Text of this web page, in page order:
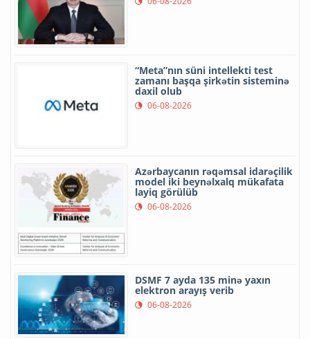
“Meta”nın süni intellekti test
zamanı başqa şirkətin sisteminə
daxil olub
06-08-2026
Azərbaycanın rəqəmsal idarəçilik
model iki beynəlxalq mükafata
layiq görülüb
06-08-2026
DSMF 7 ayda 135 minə yaxın
elektron arayış verib
06-08-2026